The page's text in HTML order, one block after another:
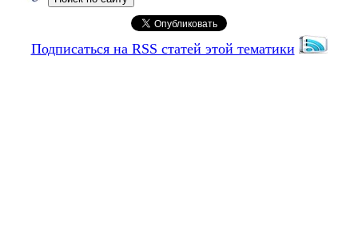
Подписаться на RSS статей этой тематики